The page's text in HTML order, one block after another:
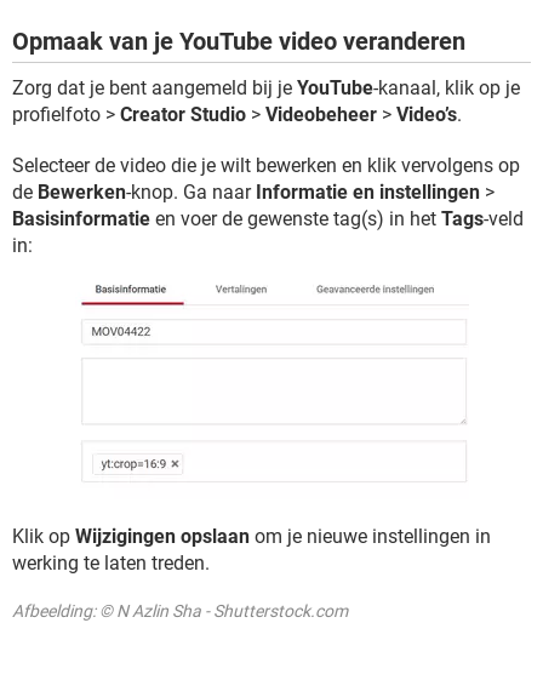
Opmaak van je YouTube video veranderen
Zorg dat je bent aangemeld bij je YouTube-kanaal, klik op je
profielfoto > Creator Studio > Videobeheer > Video’s.
Selecteer de video die je wilt bewerken en klik vervolgens op
de Bewerken-knop. Ga naar Informatie en instellingen >
Basisinformatie en voer de gewenste tag(s) in het Tags-veld
in:
Klik op Wijzigingen opslaan om je nieuwe instellingen in
werking te laten treden.
Afbeelding: © N Azlin Sha - Shutterstock.com